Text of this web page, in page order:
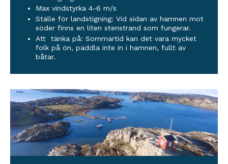
Max vindstyrka 4-6 m/s
Ställe för landstigning: Vid sidan av hamnen mot
söder finns en liten stenstrand som fungerar.
Att tänka på: Sommartid kan det vara mycket
folk på ön, paddla inte in i hamnen, fullt av
båtar.